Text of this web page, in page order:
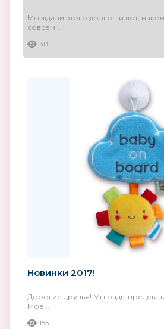
Мы ждали этого долго - и вот,
совсем...
48
Новинки 2017!
Дорогие друзья! Мы рады
Мое...
155